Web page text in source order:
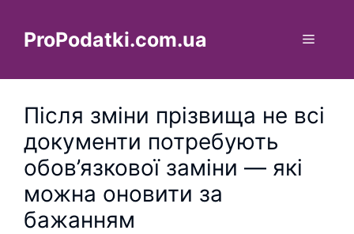
вмістуProPodatki.com.ua Меню
Після зміни прізвища не всі
документи потребують
обов’язкової заміни — які
можна оновити за
бажанням